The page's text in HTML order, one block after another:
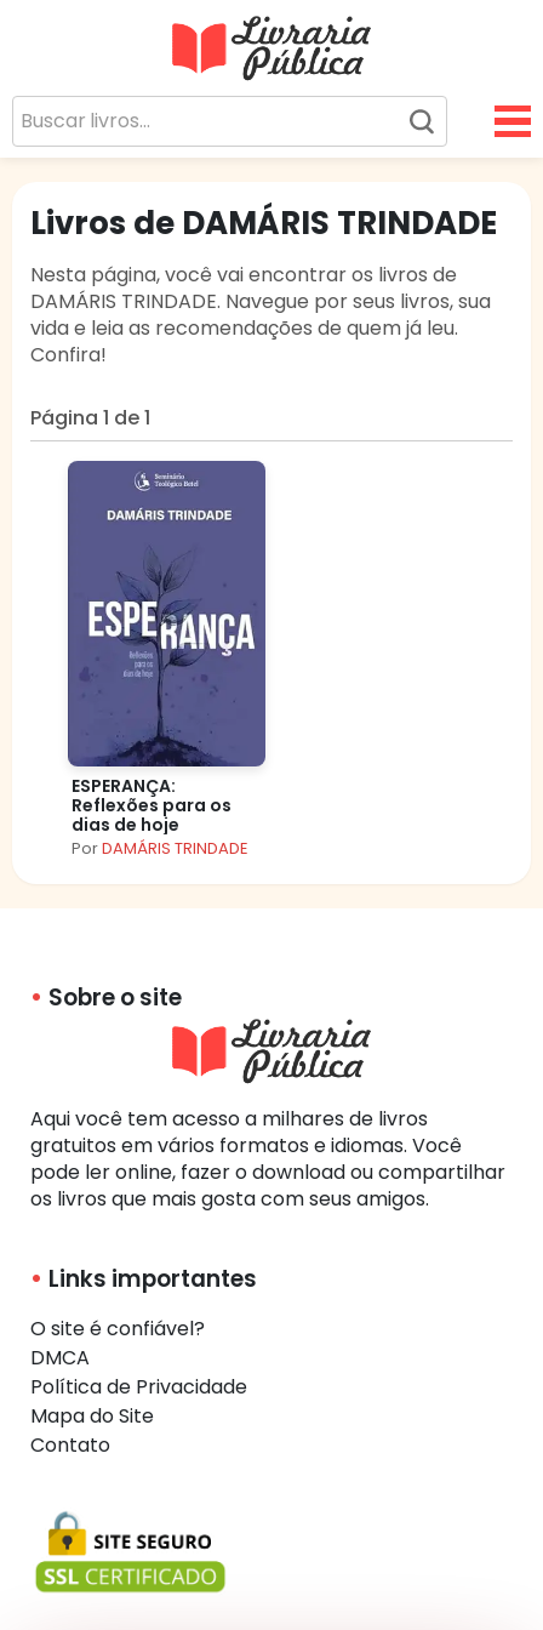
Sua Biblioteca Virtual Gratuita
Livros de DAMÁRIS TRINDADE
Nesta página, você vai encontrar os livros de
DAMÁRIS TRINDADE. Navegue por seus livros, sua
vida e leia as recomendações de quem já leu.
Confira!
Página 1 de 1
ESPERANÇA:
Reflexões para os
dias de hoje
PorDAMÁRIS TRINDADE
Sobre o site
Aqui você tem acesso a milhares de livros
gratuitos em vários formatos e idiomas. Você
pode ler online, fazer o download ou compartilhar
os livros que mais gosta com seus amigos.
Links importantes
O site é confiável?
DMCA
Política de Privacidade
Mapa do Site
Contato